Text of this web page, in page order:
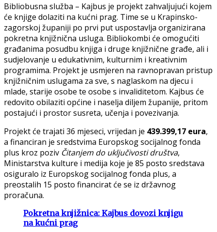
Bibliobusna služba – Kajbus je projekt zahvaljujući kojem
će knjige dolaziti na kućni prag. Time se u Krapinsko-
zagorskoj županiji po prvi put uspostavlja organizirana
pokretna knjižnična usluga. Bibliokombi će omogućiti
građanima posudbu knjiga i druge knjižnične građe, ali i
sudjelovanje u edukativnim, kulturnim i kreativnim
programima. Projekt je usmjeren na ravnopravan pristup
knjižničnim uslugama za sve, s naglaskom na djecu i
mlade, starije osobe te osobe s invaliditetom. Kajbus će
redovito obilaziti općine i naselja diljem županije, pritom
postajući i prostor susreta, učenja i povezivanja.
Projekt će trajati 36 mjeseci, vrijedan je 439.399,17 eura,
a financiran je sredstvima Europskog socijalnog fonda
plus kroz poziv Čitanjem do uključivosti društva,
Ministarstva kulture i medija koje je 85 posto sredstava
osiguralo iz Europskog socijalnog fonda plus, a
preostalih 15 posto financirat će se iz državnog
proračuna.
Pokretna knjižnica: Kajbus dovozi knjigu
na kućni prag